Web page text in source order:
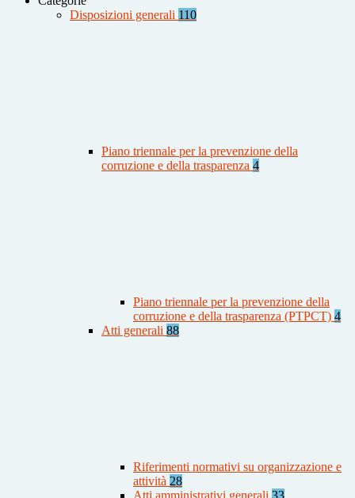
Disposizioni generali 110
Piano triennale per la prevenzione della
corruzione e della trasparenza 4
Piano triennale per la prevenzione della
corruzione e della trasparenza (PTPCT) 4
Atti generali 88
Riferimenti normativi su organizzazione e
attività 28